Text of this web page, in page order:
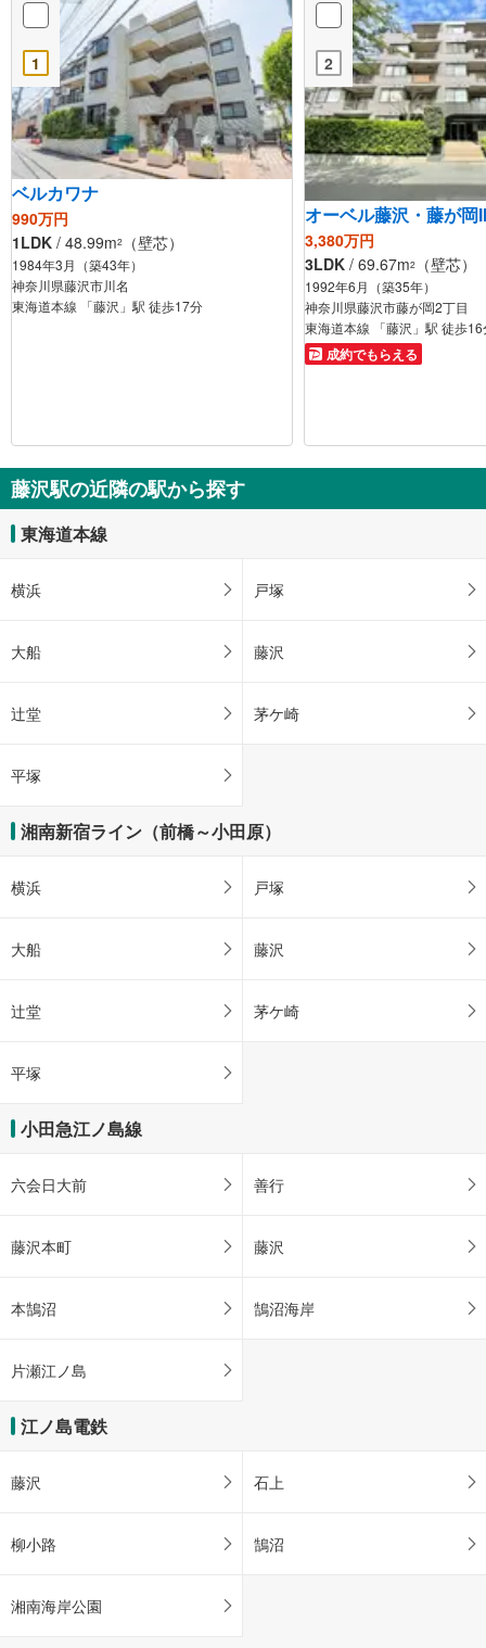
1
ベルカワナ
990万円
1LDK / 48.99m2 （壁芯）
1984年3月（築43年）
神奈川県藤沢市川名
東海道本線 「藤沢」駅 徒歩17分
2
オーベル藤沢・藤が岡II
3,380万円
3LDK / 69.67m2 （壁芯）
1992年6月（築35年）
神奈川県藤沢市藤が岡2丁目
東海道本線 「藤沢」駅 徒歩16
成約でもらえる
藤沢駅の近隣の駅から探す
東海道本線
横浜 戸塚
大船 藤沢
辻堂 茅ケ崎
平塚
湘南新宿ライン（前橋～小田原）
横浜 戸塚
大船 藤沢
辻堂 茅ケ崎
平塚
小田急江ノ島線
六会日大前 善行
藤沢本町 藤沢
本鵠沼 鵠沼海岸
片瀬江ノ島
江ノ島電鉄
藤沢 石上
柳小路 鵠沼
湘南海岸公園